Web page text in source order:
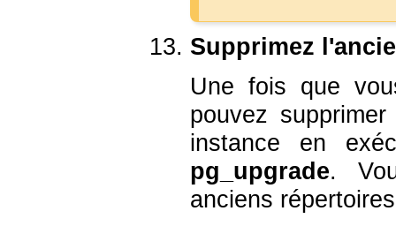
Supprimez
Une fois que
pouvez
instance en
pg_upgrade.
anciens